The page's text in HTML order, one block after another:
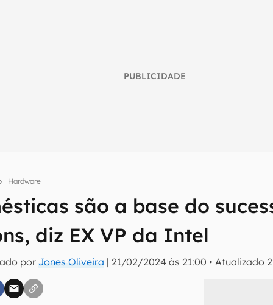
PUBLICIDADE
Hardware
são a base do
diz EX VP da Intel
por Jones Oliveira | 21/02/2024 às 21:00 •Atualizado
inteligente do mundo tech!
do Canaltech e receba notícias e reviews sobre tecnologia